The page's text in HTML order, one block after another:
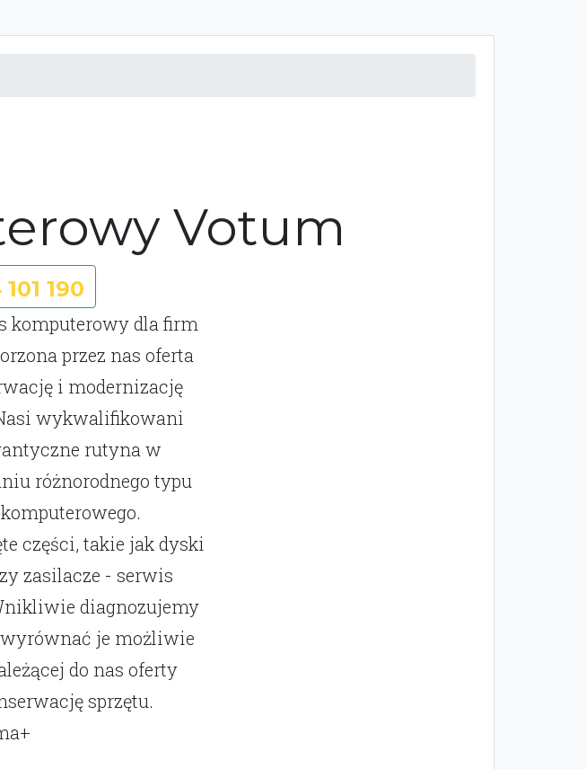
Votum
190
komputerowy dla firm
przez nas oferta
i modernizację
wykwalifikowani
rutyna w
różnorodnego typu
części, takie jak dyski
zasilacze - serwis
diagnozujemy
je możliwie
do nas oferty
sprzętu.